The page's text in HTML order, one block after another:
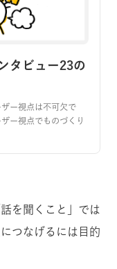
タビュー23の
ー視点は不可欠で
ー視点でものづくり
を聞くこと」では
つなげるには目的